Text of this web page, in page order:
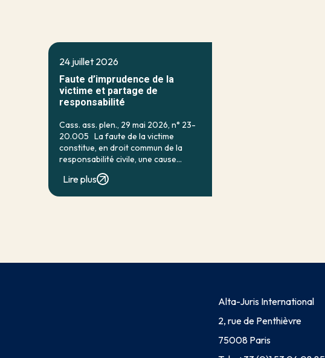
24 juillet 2026
Faute d’imprudence de la
victime et partage de
responsabilité
Cass. ass. plen., 29 mai 2026, n° 23-
20.005 La faute de la victime
constitue, en droit commun de la
responsabilité civile, une cause
Lorsqu’elle a contribué à la
Lire plus
Alta-Juris International
2, rue de Penthièvre
75008 Paris